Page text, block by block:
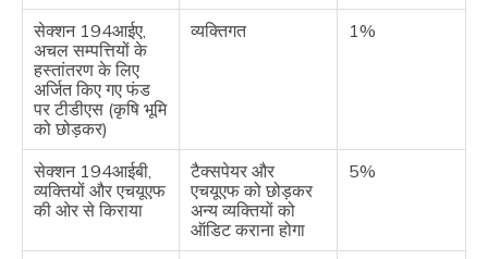
सेक्शन 194आईए,
अचल सम्पत्तियों के
हस्तांतरण के लिए
अर्जित किए गए फंड
पर टीडीएस (कृषि भूमि
को छोड़कर)
व्यक्तिगत 1%
सेक्शन 194आईबी,
व्यक्तियों और एचयूएफ
की ओर से किराया
टैक्सपेयर और
एचयूएफ को छोड़कर
अन्य व्यक्तियों को
ऑडिट कराना होगा
5%